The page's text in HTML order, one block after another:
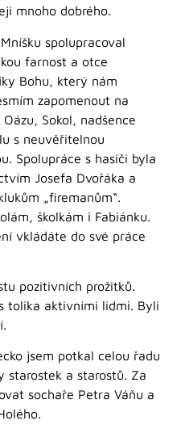
mnoho dobrého.
spolupracoval
farnost a otce
Bohu, který nám
zapomenout na
Sokol, nadšence
s neuvěřitelnou
Spolupráce s hasiči byla
Josefa Dvořáka a
„firemanům“.
školkám i Fabiánku.
vkládáte do své práce
pozitivních prožitků.
tolika aktivními lidmi. Byli
jsem potkal celou řadu
starostek a starostů. Za
sochaře Petra Váňu a